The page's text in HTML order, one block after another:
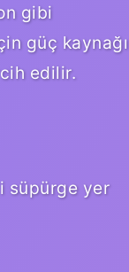
gibi
güç kaynağı
edilir.
süpürge yer